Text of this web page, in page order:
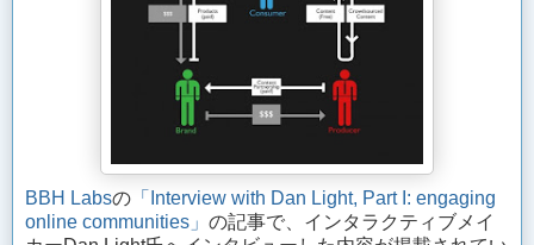
BBH Labsの 「Interview with Dan Light, Part I: engaging
online communities」 の記事で、インタラクティブメイ